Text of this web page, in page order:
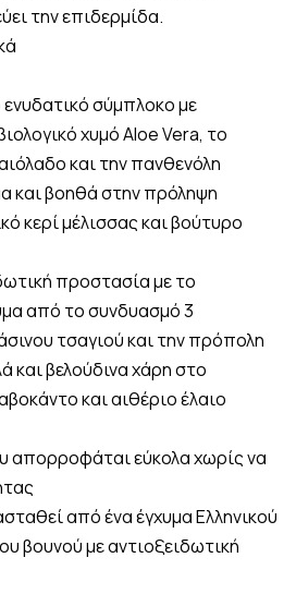
την επιδερμίδα.
σύμπλοκο με
χυμό Aloe Vera, το
και την πανθενόλη
και βοηθά στην πρόληψη
κερί μέλισσας και βούτυρο
προστασία με το
από το συνδυασμό 3
τσαγιού και την πρόπολη
και βελούδινα χάρη στο
και αιθέριο έλαιο
απορροφάται εύκολα χωρίς να
από ένα έγχυμα Ελληνικού
βουνού με αντιοξειδωτική